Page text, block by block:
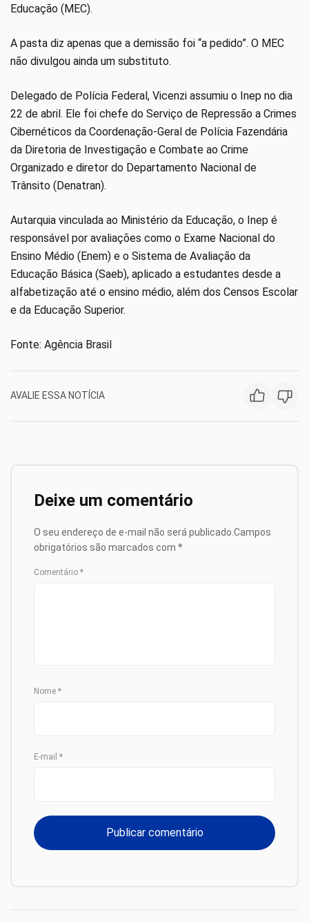
Educação (MEC).
A pasta diz apenas que a demissão foi “a pedido”. O MEC
não divulgou ainda um substituto.
Delegado de Polícia Federal, Vicenzi assumiu o Inep no dia
22 de abril. Ele foi chefe do Serviço de Repressão a Crimes
Cibernéticos da Coordenação-Geral de Polícia Fazendária
da Diretoria de Investigação e Combate ao Crime
Organizado e diretor do Departamento Nacional de
Trânsito (Denatran).
Autarquia vinculada ao Ministério da Educação, o Inep é
responsável por avaliações como o Exame Nacional do
Ensino Médio (Enem) e o Sistema de Avaliação da
Educação Básica (Saeb), aplicado a estudantes desde a
alfabetização até o ensino médio, além dos Censos Escolar
e da Educação Superior.
Fonte: Agência Brasil
AVALIE ESSA NOTÍCIA
Deixe um comentário
O seu endereço de e-mail não será publicado. Campos
obrigatórios são marcados com *
Comentário *
Nome *
E-mail *